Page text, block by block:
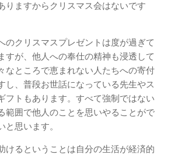
りますからクリスマス会はないです
のクリスマスプレゼントは度が過ぎて
すが、他人への奉仕の精神も浸透して
なところで恵まれない人たちへの寄付
し、普段お世話になっている先生やス
フトもあります。すべて強制ではない
範囲で他人のことを思いやることがで
と思います。
けるということは自分の生活が経済的